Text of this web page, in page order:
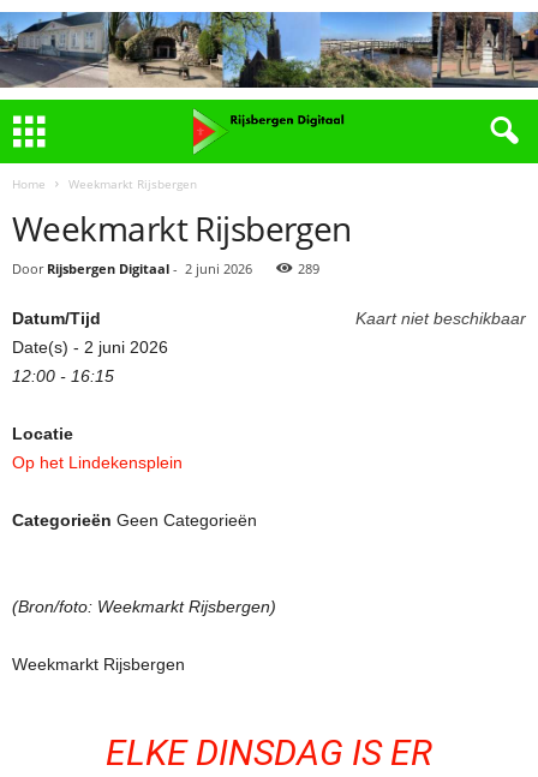
Home Weekmarkt Rijsbergen
Weekmarkt Rijsbergen
Door Rijsbergen Digitaal - 2 juni 2026 289
Kaart niet beschikbaar
Datum/Tijd
Date(s) - 2 juni 2026
12:00 - 16:15
Locatie
Op het Lindekensplein
Categorieën Geen Categorieën
(Bron/foto: Weekmarkt Rijsbergen)
Weekmarkt Rijsbergen
ELKE DINSDAG IS ER